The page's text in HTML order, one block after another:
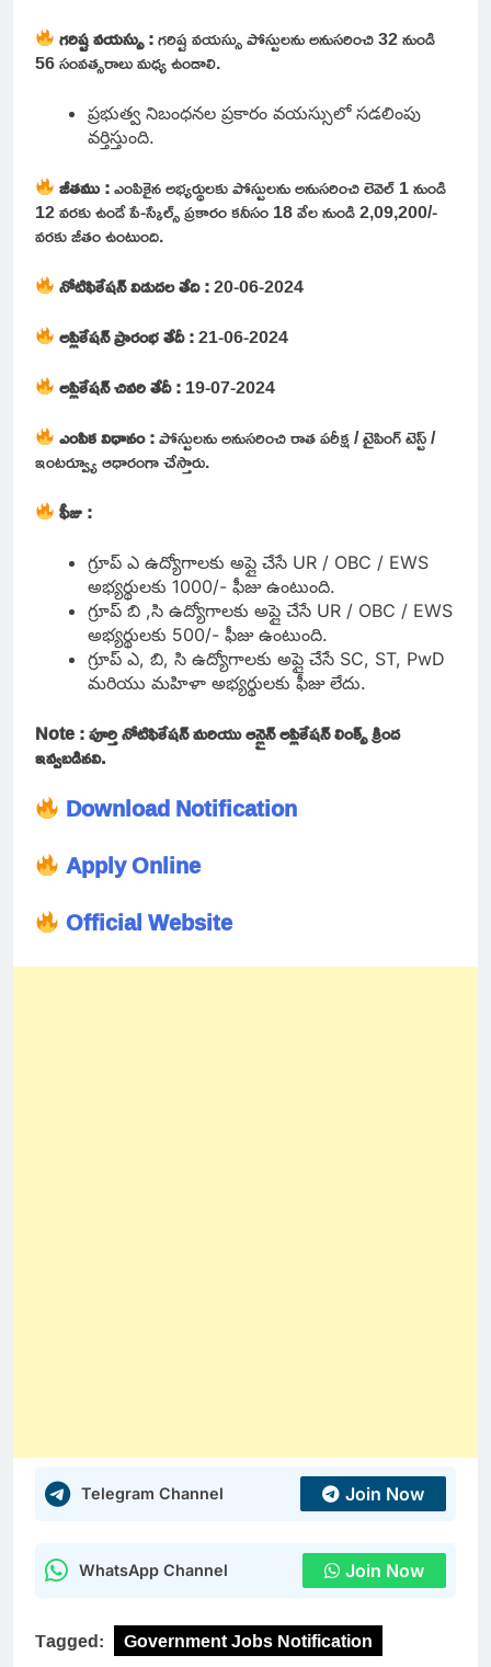
గరిష్టవయస్సు :గరిష్ట వయస్సు పోస్టులను అనుసరించి 32 నుండి
56 సంవత్సరాలు మధ్య ఉండాలి.
ప్రభుత్వ నిబంధనల ప్రకారం వయస్సులో సడలింపు
వర్తిస్తుంది.
జీతము :ఎంపికైన అభ్యర్థులకు పోస్టులను అనుసరించి లెవెల్ 1 నుండి
12 వరకు ఉండే పే-స్కేల్స్ ప్రకారం కనీసం 18 వేల నుండి 2,09,200/-
వరకు జీతం ఉంటుంది.
నోటిఫికేషన్ విడుదల తేది :20-06-2024
అప్లికేషన్ ప్రారంభ తేదీ :21-06-2024
అప్లికేషన్ చివరి తేదీ :19-07-2024
ఎంపిక విధానం :పోస్టులను అనుసరించి రాత పరీక్ష / టైపింగ్ టెస్ట్ /
ఇంటర్వ్యూ ఆధారంగా చేస్తారు.
ఫీజు :
గ్రూప్ ఎ ఉద్యోగాలకు అప్లై చేసే UR / OBC / EWS
అభ్యర్థులకు 1000/- ఫీజు ఉంటుంది.
గ్రూప్ బి ,సి ఉద్యోగాలకు అప్లై చేసే UR / OBC / EWS
అభ్యర్థులకు 500/- ఫీజు ఉంటుంది.
గ్రూప్ ఎ, బి, సి ఉద్యోగాలకు అప్లై చేసే SC, ST, PwD
మరియు మహిళా అభ్యర్థులకు ఫీజు లేదు.
Note : పూర్తి నోటిఫికేషన్ మరియు ఆన్లైన్ అప్లికేషన్ లింక్స్ క్రింద
ఇవ్వబడినవి.
Download Notification
Apply Online
Official Website
Telegram Channel Join Now
WhatsApp Channel Join Now
Tagged:
Government Jobs Notification